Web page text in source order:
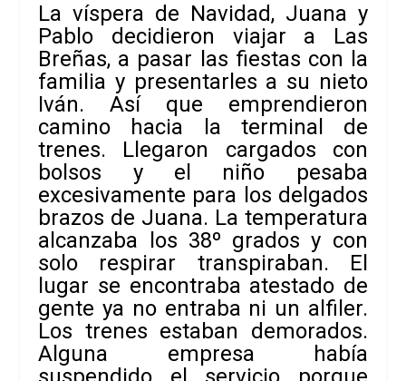
La víspera de Navidad, Juana y
Pablo decidieron viajar a Las
Breñas, a pasar las fiestas con la
familia y presentarles a su nieto
Iván. Así que emprendieron
camino hacia la terminal de
trenes. Llegaron cargados con
bolsos y el niño pesaba
excesivamente para los delgados
brazos de Juana. La temperatura
alcanzaba los 38º grados y con
solo respirar transpiraban. El
lugar se encontraba atestado de
gente ya no entraba ni un alfiler.
Los trenes estaban demorados.
Alguna empresa había